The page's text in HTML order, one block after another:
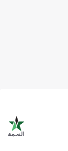
النجمة